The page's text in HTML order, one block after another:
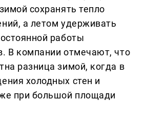
сохранять тепло
а летом удерживать
работы
В компании отмечают, что
разница зимой, когда в
холодных стен и
при большой площади